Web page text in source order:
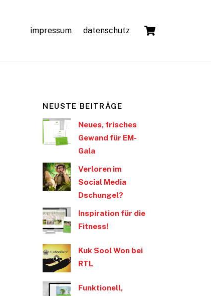
impressum
datenschutz
NEUSTE BEITRÄGE
Neues, frisches
Gewand für EM-
Gala
Verloren im
Social Media
Dschungel?
Inspiration für die
Fitness!
Kuk Sool Won bei
RTL
Funktionell,